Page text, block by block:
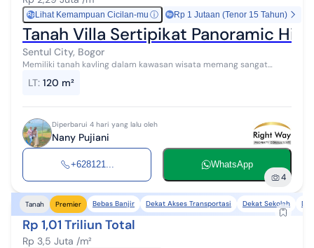
RpLihat Kemampuan Cicilan-mu ⓘ Rp 1 Jutaan (Tenor 15 Tahun)
Tanah Villa Sertipikat Panoramic
Sentul City, Bogor
Memiliki tanah kavling dalam kawasan wisata memang sangat
berwisata kapan aja sesuka ...
LT: 120 m²
Diperbarui 4 hari yang lalu oleh
Nany Pujiani
+628121... WhatsApp
4
Tanah Premier Bebas Banjir Dekat Akses Transportasi Dekat Sekolah
Rp 1,01 Triliun Total
Rp 3,5 Juta /m²